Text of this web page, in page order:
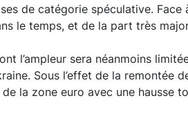
de catégorie spéculative. Face
le temps, et de la part très
l’ampleur sera néanmoins
Sous l’effet de la remontée
la zone euro avec une hausse